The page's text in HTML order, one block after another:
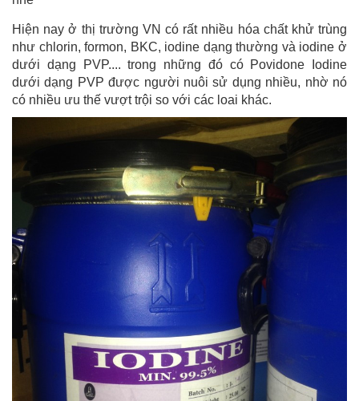
Hiện nay ở thị trường VN có rất nhiều hóa chất khử trùng
như chlorin, formon, BKC, iodine dạng thường và iodine ở
dưới dạng PVP.... trong những đó có Povidone Iodine
dưới dạng PVP được người nuôi sử dụng nhiều, nhờ nó
có nhiều ưu thế vượt trội so với các loai khác.